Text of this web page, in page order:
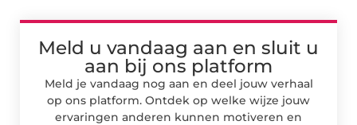
Meld u vandaag aan en sluit u
aan bij ons platform
Meld je vandaag nog aan en deel jouw verhaal
op ons platform. Ontdek op welke wijze jouw
ervaringen anderen kunnen motiveren en